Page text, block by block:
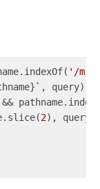
'/m'
` , query)
2), query)